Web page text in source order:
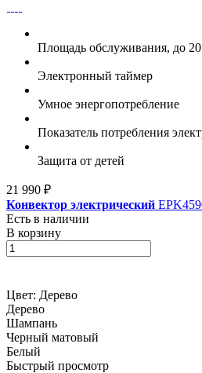
Площадь обслуживания, до
Электронный таймер
Умное энергопотребление
Показатель потребления
Защита от детей
21 990 ₽
Конвектор электрический
Есть в наличии
В корзину
Цвет: Дерево
Дерево
Шампань
Черный матовый
Белый
Быстрый просмотр